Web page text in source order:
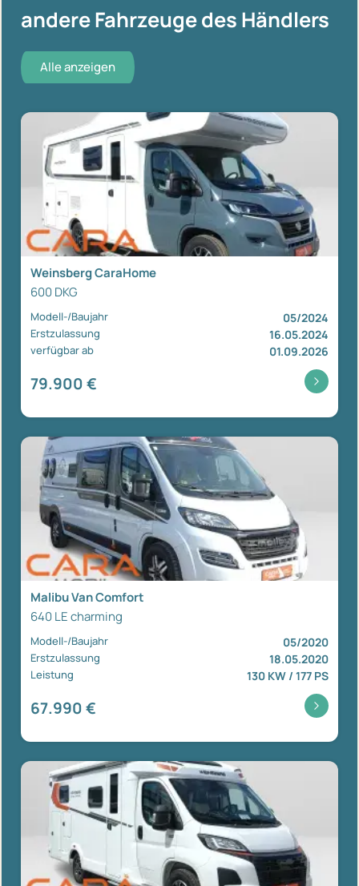
andere Fahrzeuge des Händlers
Alle anzeigen
Weinsberg CaraHome
600 DKG
Modell-/Baujahr 05/2024
Erstzulassung 16.05.2024
verfügbar ab 01.09.2026
79.900 €
Malibu Van Comfort
640 LE charming
Modell-/Baujahr 05/2020
Erstzulassung 18.05.2020
Leistung 130 KW / 177 PS
67.990 €